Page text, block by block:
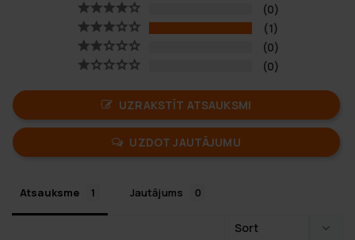
0
1
0
0
UZRAKSTĪT ATSAUKSMI
UZDOT JAUTĀJUMU
Atsauksme Jautājums